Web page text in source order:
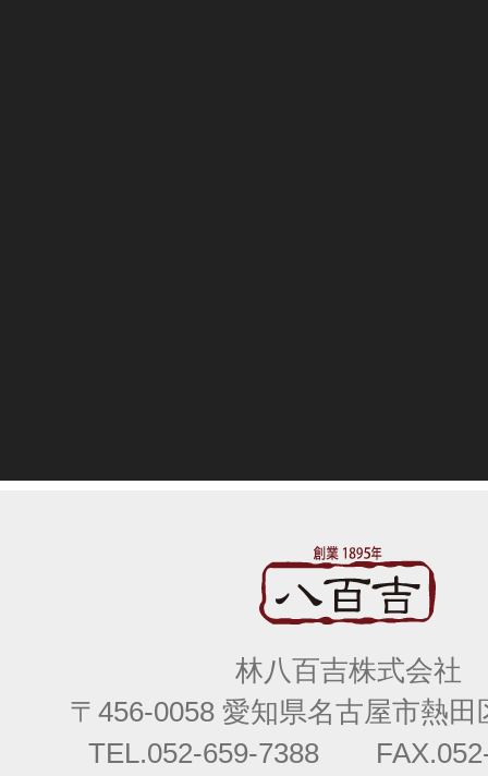
林八百吉株式会社
〒456-0058 愛知県名古屋市熱田
TEL.052-659-7388